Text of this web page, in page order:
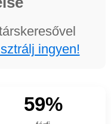
ingyen!
59%